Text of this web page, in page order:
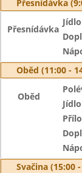
Přesnídávka
Přesnídávka
Jídlo
Oběd (11:00 -
Oběd
Jídlo
Svačina (15:00